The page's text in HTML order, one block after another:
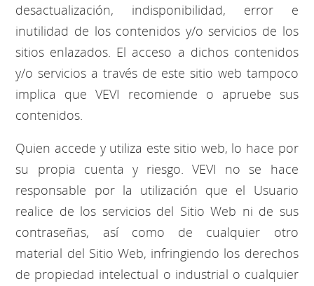
desactualización, indisponibilidad, error e
inutilidad de los contenidos y/o servicios de los
sitios enlazados. El acceso a dichos contenidos
y/o servicios a través de este sitio web tampoco
implica que VEVI recomiende o apruebe sus
contenidos.
Quien accede y utiliza este sitio web, lo hace por
su propia cuenta y riesgo. VEVI no se hace
responsable por la utilización que el Usuario
realice de los servicios del Sitio Web ni de sus
contraseñas, así como de cualquier otro
material del Sitio Web, infringiendo los derechos
de propiedad intelectual o industrial o cualquier